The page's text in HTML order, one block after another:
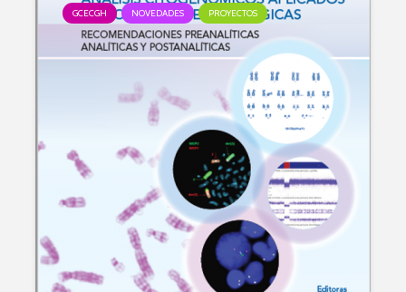
GCECGH NOVEDADES PROYECTOS